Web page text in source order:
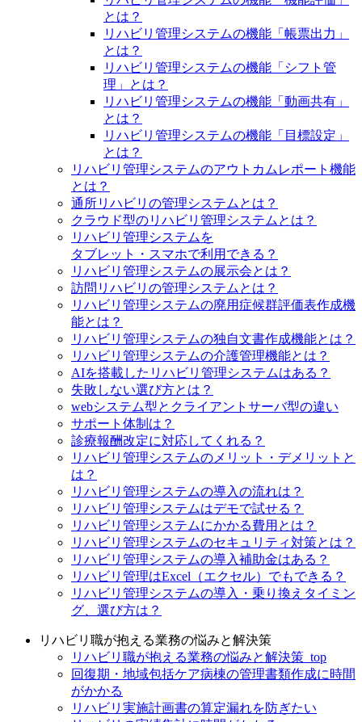
とは？
リハビリ管理システムの機能「帳票出力」
とは？
リハビリ管理システムの機能「シフト管
理」とは？
リハビリ管理システムの機能「動画共有」
とは？
リハビリ管理システムの機能「目標設定」
とは？
リハビリ管理システムのアウトカムレポート機能
とは？
通所リハビリの管理システムとは？
クラウド型のリハビリ管理システムとは？
リハビリ管理システムを
タブレット・スマホで利用できる？
リハビリ管理システムの展示会とは？
訪問リハビリの管理システムとは？
リハビリ管理システムの廃用症候群評価表作成機
能とは？
リハビリ管理システムの独自文書作成機能とは？
リハビリ管理システムの介護管理機能とは？
AIを搭載したリハビリ管理システムはある？
失敗しない選び方とは？
webシステム型とクライアントサーバ型の違い
サポート体制は？
診療報酬改定に対応してくれる？
リハビリ管理システムのメリット・デメリットと
は？
リハビリ管理システムの導入の流れは？
リハビリ管理システムはデモで試せる？
リハビリ管理システムにかかる費用とは？
リハビリ管理システムのセキュリティ対策とは？
リハビリ管理システムの導入補助金はある？
リハビリ管理はExcel（エクセル）でもできる？
リハビリ管理システムの導入・乗り換えタイミン
グ、選び方は？
リハビリ職が抱える業務の悩みと解決策
リハビリ職が抱える業務の悩みと解決策_top
回復期・地域包括ケア病棟の管理書類作成に時間
がかかる
リハビリ実施計画書の算定漏れを防ぎたい